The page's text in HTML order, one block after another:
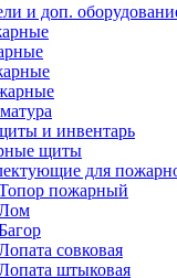
и доп.
и инвентарь
щиты
для
пожарный
совковая
штыковая